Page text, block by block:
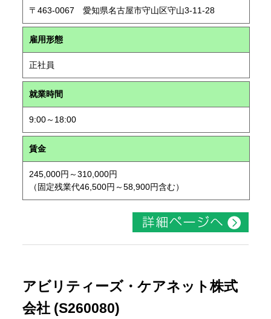
〒463-0067 愛知県名古屋市守山区守山3-11-28
雇用形態
正社員
就業時間
9:00～18:00
賃金
245,000円～310,000円
（固定残業代46,500円～58,900円含む）
アビリティーズ・ケアネット株式
会社 (S260080)